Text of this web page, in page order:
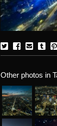
Other photos in